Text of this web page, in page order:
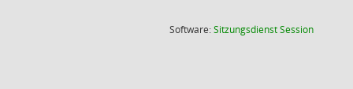
Software:SitzungsdienstSession(Wird in